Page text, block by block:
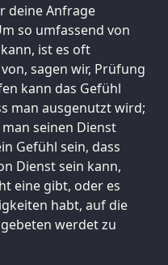
deine Anfrage
so umfassend von
ist es oft
sagen wir, Prüfung
kann das Gefühl
man ausgenutzt wird;
seinen Dienst
Gefühl sein, dass
Dienst sein kann,
eine gibt, oder es
habt, auf die
werdet zu